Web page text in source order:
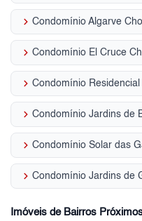
keyboard_arrow_right Condomínio Algarve
keyboard_arrow_right Condomínio El Cruce
keyboard_arrow_right Condomínio
keyboard_arrow_right Condomínio Jardins de
keyboard_arrow_right Condomínio Solar das
keyboard_arrow_right
Imóveis de Bairros